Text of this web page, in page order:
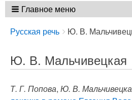
Главное меню
Breadcrumbs
You
here:
Русская речь Ю. В.
Ю. В. Мальчивецкая
Т. Г. Попова, Ю. В.